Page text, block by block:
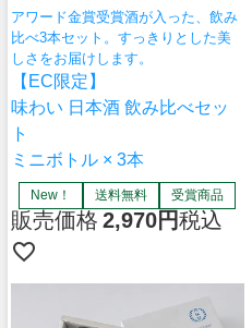
アワード金賞受賞酒が入った、飲み
比べ3本セット。すっきりとした美
しさをお届けします。
【EC限定】
味わい 日本酒 飲み比べセッ
ト
ミニボトル × 3本
New！ 送料無料 受賞商品
販売価格 2,970 税込